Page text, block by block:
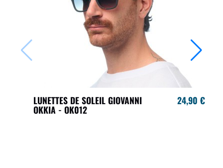
LUNETTES DE SOLEIL GIOVANNI
OKKIA - OK012
24,90 €